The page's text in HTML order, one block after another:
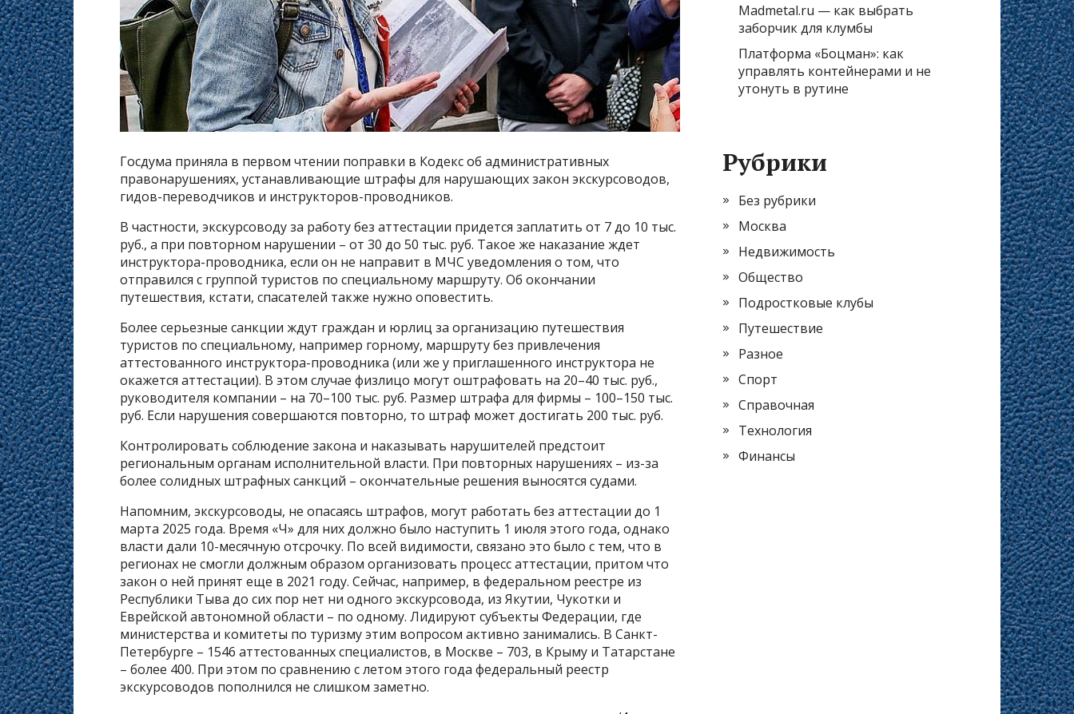
Госдума приняла в первом чтении поправки в Кодекс об административных
правонарушениях, устанавливающие штрафы для нарушающих закон экскурсоводов,
гидов-переводчиков и инструкторов-проводников.
В частности, экскурсоводу за работу без аттестации придется заплатить от 7 до 10 тыс.
руб., а при повторном нарушении – от 30 до 50 тыс. руб. Такое же наказание ждет
инструктора-проводника, если он не направит в МЧС уведомления о том, что
отправился с группой туристов по специальному маршруту. Об окончании
путешествия, кстати, спасателей также нужно оповестить.
Более серьезные санкции ждут граждан и юрлиц за организацию путешествия
туристов по специальному, например горному, маршруту без привлечения
аттестованного инструктора-проводника (или же у приглашенного инструктора не
окажется аттестации). В этом случае физлицо могут оштрафовать на 20–40 тыс. руб.,
руководителя компании – на 70–100 тыс. руб. Размер штрафа для фирмы – 100–150 тыс.
руб. Если нарушения совершаются повторно, то штраф может достигать 200 тыс. руб.
Контролировать соблюдение закона и наказывать нарушителей предстоит
региональным органам исполнительной власти. При повторных нарушениях – из-за
более солидных штрафных санкций – окончательные решения выносятся судами.
Напомним, экскурсоводы, не опасаясь штрафов, могут работать без аттестации до 1
марта 2025 года. Время «Ч» для них должно было наступить 1 июля этого года, однако
власти дали 10-месячную отсрочку. По всей видимости, связано это было с тем, что в
регионах не смогли должным образом организовать процесс аттестации, притом что
закон о ней принят еще в 2021 году. Сейчас, например, в федеральном реестре из
Республики Тыва до сих пор нет ни одного экскурсовода, из Якутии, Чукотки и
Еврейской автономной области – по одному. Лидируют субъекты Федерации, где
министерства и комитеты по туризму этим вопросом активно занимались. В Санкт-
Петербурге – 1546 аттестованных специалистов, в Москве – 703, в Крыму и Татарстане
– более 400. При этом по сравнению с летом этого года федеральный реестр
экскурсоводов пополнился не слишком заметно.
Madmetal.ru — как выбрать
заборчик для клумбы
Платформа «Боцман»: как
управлять контейнерами и не
утонуть в рутине
Рубрики
Без рубрики
Москва
Недвижимость
Общество
Подростковые клубы
Путешествие
Разное
Спорт
Справочная
Технология
Финансы